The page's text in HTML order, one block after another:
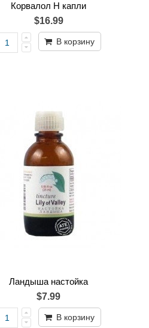
Корвалол Н капли
$16.99
В корзину
Ландыша настойка
$7.99
В корзину